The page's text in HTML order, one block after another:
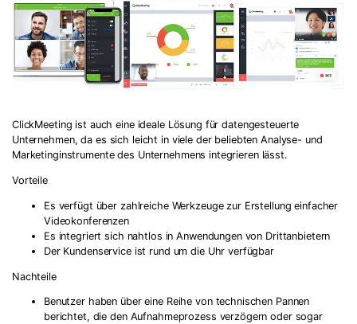
ClickMeeting ist auch eine ideale Lösung für datengesteuerte
Unternehmen, da es sich leicht in viele der beliebten Analyse- und
Marketinginstrumente des Unternehmens integrieren lässt.
Vorteile
Es verfügt über zahlreiche Werkzeuge zur Erstellung einfacher
Videokonferenzen
Es integriert sich nahtlos in Anwendungen von Drittanbietern
Der Kundenservice ist rund um die Uhr verfügbar
Nachteile
Benutzer haben über eine Reihe von technischen Pannen
berichtet, die den Aufnahmeprozess verzögern oder sogar